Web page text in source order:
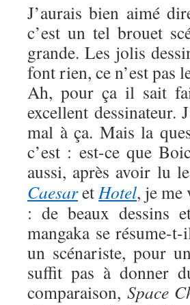
J’aurais bien aimé
c’est un tel brouet
grande. Les jolis
font rien, ce n’est pas
Ah, pour ça il sait
excellent
mal à ça. Mais la
c’est : est-ce que
aussi, après avoir lu
CaesaretHotel, je me
: de beaux dessins
mangaka se résume-
un scénariste, pour
suffit pas à donner
comparaison, Space